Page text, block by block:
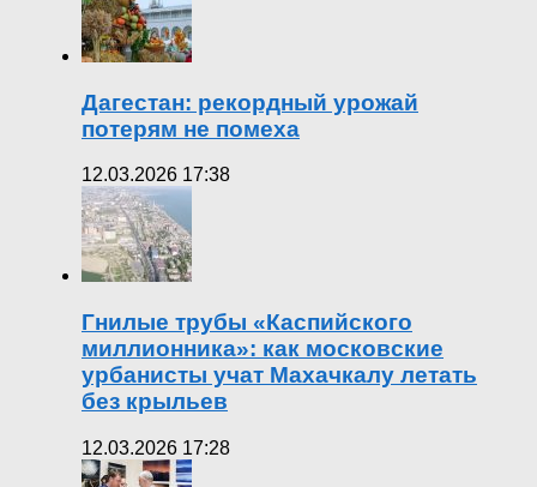
Дагестан: рекордный урожай
потерям не помеха
12.03.2026 17:38
Гнилые трубы «Каспийского
миллионника»: как московские
урбанисты учат Махачкалу летать
без крыльев
12.03.2026 17:28